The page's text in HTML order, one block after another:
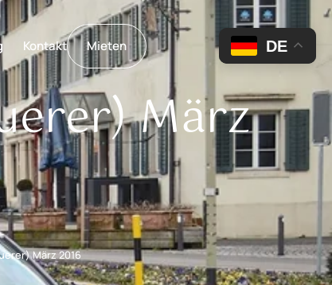
Kontakt Mieten
März
März 2016
DE